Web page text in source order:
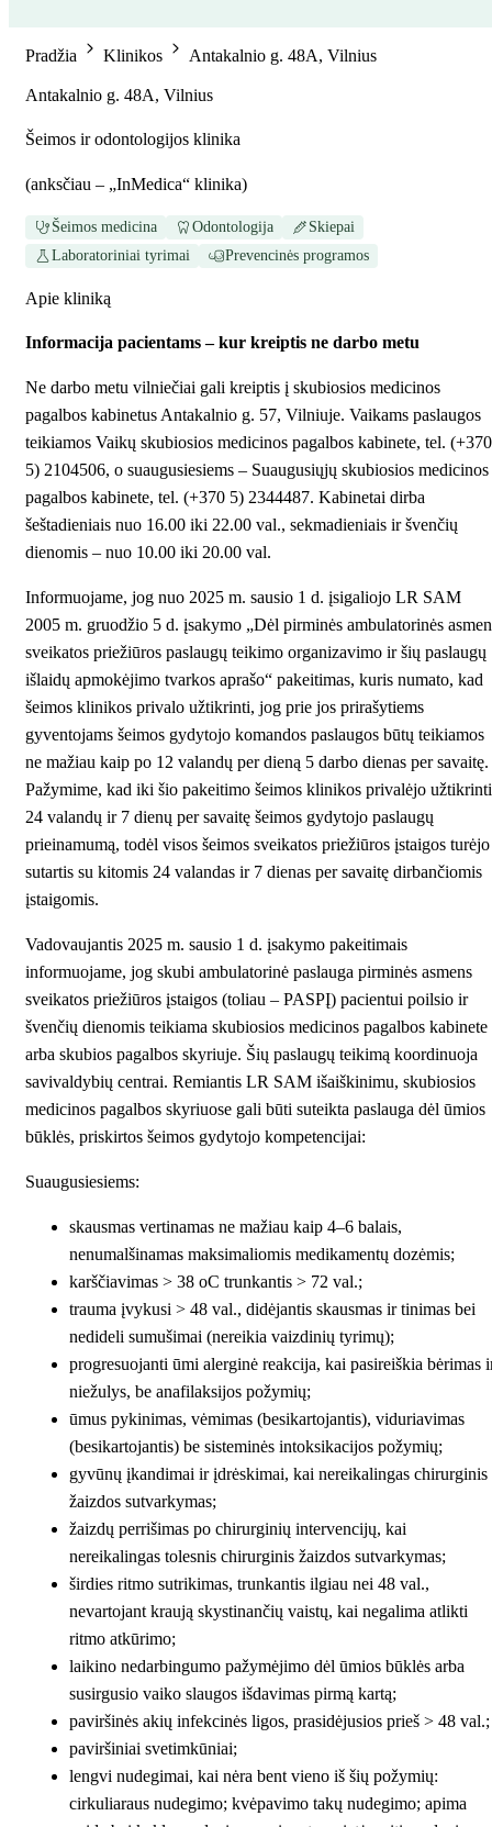
Pradžia Klinikos Antakalnio g. 48A, Vilnius
Antakalnio g. 48A, Vilnius
Šeimos ir odontologijos klinika
(anksčiau – „InMedica“ klinika)
Šeimos medicina Odontologija
Skiepai
Laboratoriniai tyrimai
Prevencinės programos
Apie kliniką
Informacija pacientams – kur kreiptis ne darbo metu
Ne darbo metu vilniečiai gali kreiptis į skubiosios medicinos
pagalbos kabinetus Antakalnio g. 57, Vilniuje. Vaikams paslaugos
teikiamos Vaikų skubiosios medicinos pagalbos kabinete, tel. (+370
5) 2104506, o suaugusiesiems – Suaugusiųjų skubiosios medicinos
pagalbos kabinete, tel. (+370 5) 2344487. Kabinetai dirba
šeštadieniais nuo 16.00 iki 22.00 val., sekmadieniais ir švenčių
dienomis – nuo 10.00 iki 20.00 val.
Informuojame, jog nuo 2025 m. sausio 1 d. įsigaliojo LR SAM
2005 m. gruodžio 5 d. įsakymo „Dėl pirminės ambulatorinės
sveikatos priežiūros paslaugų teikimo organizavimo ir šių paslaugų
išlaidų apmokėjimo tvarkos aprašo“ pakeitimas, kuris numato, kad
šeimos klinikos privalo užtikrinti, jog prie jos prirašytiems
gyventojams šeimos gydytojo komandos paslaugos būtų teikiamos
ne mažiau kaip po 12 valandų per dieną 5 darbo dienas per savaitę.
Pažymime, kad iki šio pakeitimo šeimos klinikos privalėjo užtikrinti
24 valandų ir 7 dienų per savaitę šeimos gydytojo paslaugų
prieinamumą, todėl visos šeimos sveikatos priežiūros įstaigos turėjo
sutartis su kitomis 24 valandas ir 7 dienas per savaitę dirbančiomis
įstaigomis.
Vadovaujantis 2025 m. sausio 1 d. įsakymo pakeitimais
informuojame, jog skubi ambulatorinė paslauga pirminės asmens
sveikatos priežiūros įstaigos (toliau – PASPĮ) pacientui poilsio ir
švenčių dienomis teikiama skubiosios medicinos pagalbos kabinete
arba skubios pagalbos skyriuje. Šių paslaugų teikimą koordinuoja
savivaldybių centrai. Remiantis LR SAM išaiškinimu, skubiosios
medicinos pagalbos skyriuose gali būti suteikta paslauga dėl ūmios
būklės, priskirtos šeimos gydytojo kompetencijai:
Suaugusiesiems:
skausmas vertinamas ne mažiau kaip 4–6 balais,
nenumalšinamas maksimaliomis medikamentų dozėmis;
karščiavimas > 38 oC trunkantis > 72 val.;
trauma įvykusi > 48 val., didėjantis skausmas ir tinimas bei
nedideli sumušimai (nereikia vaizdinių tyrimų);
progresuojanti ūmi alerginė reakcija, kai pasireiškia bėrimas
niežulys, be anafilaksijos požymių;
ūmus pykinimas, vėmimas (besikartojantis), viduriavimas
(besikartojantis) be sisteminės intoksikacijos požymių;
gyvūnų įkandimai ir įdrėskimai, kai nereikalingas chirurginis
žaizdos sutvarkymas;
žaizdų perrišimas po chirurginių intervencijų, kai
nereikalingas tolesnis chirurginis žaizdos sutvarkymas;
širdies ritmo sutrikimas, trunkantis ilgiau nei 48 val.,
nevartojant kraują skystinančių vaistų, kai negalima atlikti
ritmo atkūrimo;
laikino nedarbingumo pažymėjimo dėl ūmios būklės arba
susirgusio vaiko slaugos išdavimas pirmą kartą;
paviršinės akių infekcinės ligos, prasidėjusios prieš > 48 val.;
paviršiniai svetimkūniai;
lengvi nudegimai, kai nėra bent vieno iš šių požymių:
cirkuliaraus nudegimo; kvėpavimo takų nudegimo; apima